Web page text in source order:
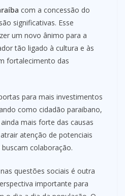
com a concessão do
são significativas. Esse
um novo ânimo para a
tão ligado à cultura e às
fortalecimento das
para mais investimentos
como cidadão paraibano,
mais forte das causas
atenção de potenciais
colaboração.
questões sociais é outra
importante para